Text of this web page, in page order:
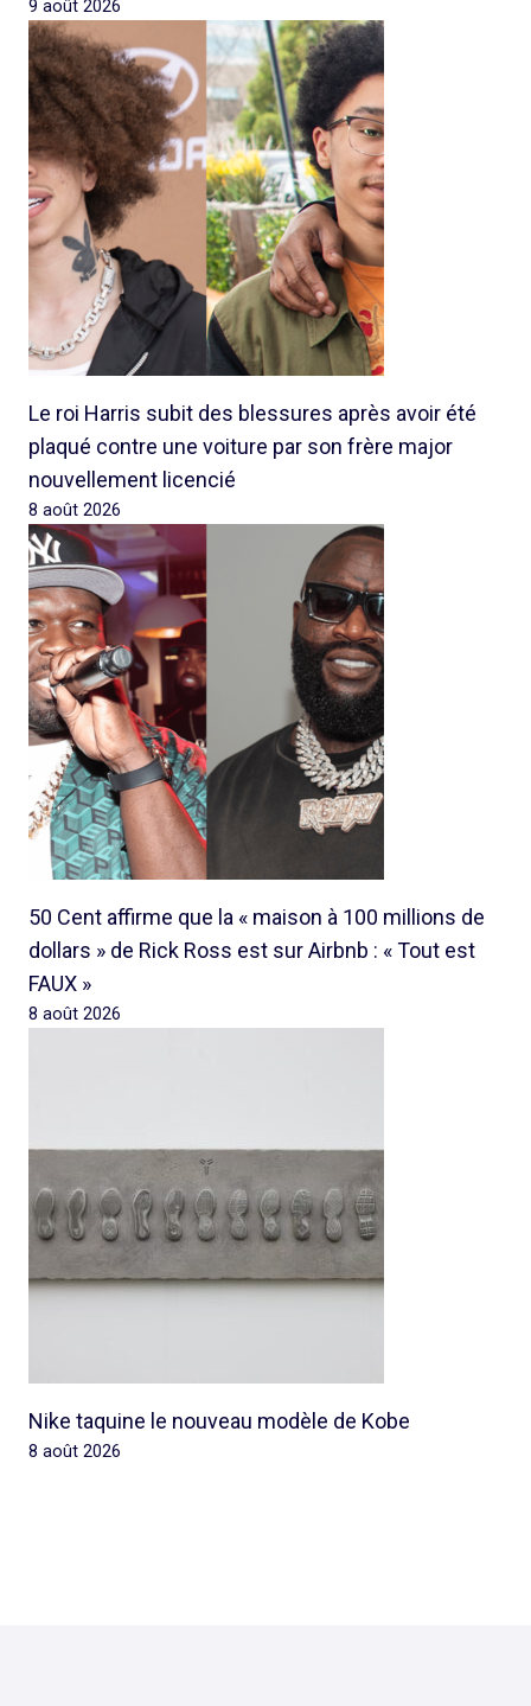
9 août 2026
Le roi Harris subit des blessures après avoir été
plaqué contre une voiture par son frère major
nouvellement licencié
8 août 2026
50 Cent affirme que la « maison à 100 millions de
dollars » de Rick Ross est sur Airbnb : « Tout est
FAUX »
8 août 2026
Nike taquine le nouveau modèle de Kobe
8 août 2026